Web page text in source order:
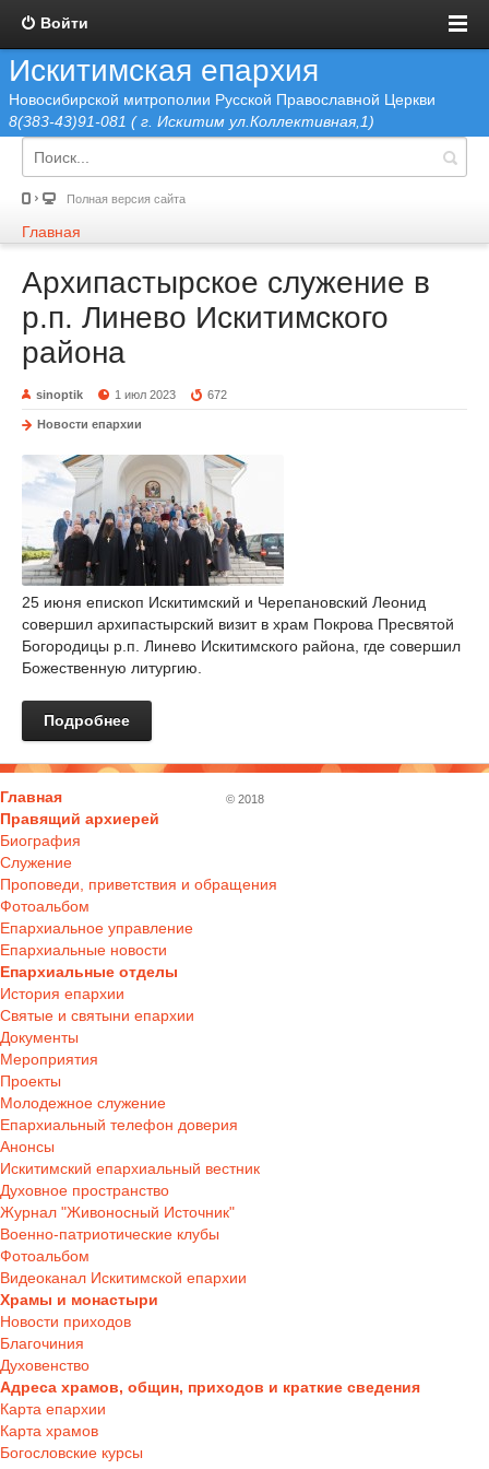
Войти
Искитимская епархия
Новосибирской митрополии Русской Православной Церкви
8(383-43)91-081 ( г. Искитим ул.Коллективная,1)
Полная версия сайта
Главная
Архипастырское служение в
р.п. Линево Искитимского
района
sinoptik 1 июл 2023 672
Новости епархии
25 июня епископ Искитимский и Черепановский Леонид
совершил архипастырский визит в храм Покрова Пресвятой
Богородицы р.п. Линево Искитимского района, где совершил
Божественную литургию.
Подробнее
Главная
Правящий архиерей
Биография
Служение
Проповеди, приветствия и обращения
Фотоальбом
Епархиальное управление
Епархиальные новости
Епархиальные отделы
История епархии
Святые и святыни епархии
Документы
Мероприятия
Проекты
Молодежное служение
Епархиальный телефон доверия
Анонсы
Искитимский епархиальный вестник
Духовное пространство
Журнал "Живоносный Источник"
Военно-патриотические клубы
Фотоальбом
Видеоканал Искитимской епархии
Храмы и монастыри
Новости приходов
Благочиния
Духовенство
Адреса храмов, общин, приходов и краткие сведения
Карта епархии
Карта храмов
Богословские курсы
© 2018